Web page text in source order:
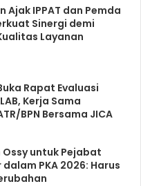
Ajak IPPAT dan Pemda
Sinergi demi
Layanan
Rapat Evaluasi
Kerja Sama
BPN Bersama JICA
Ossy untuk Pejabat
PKA 2026: Harus